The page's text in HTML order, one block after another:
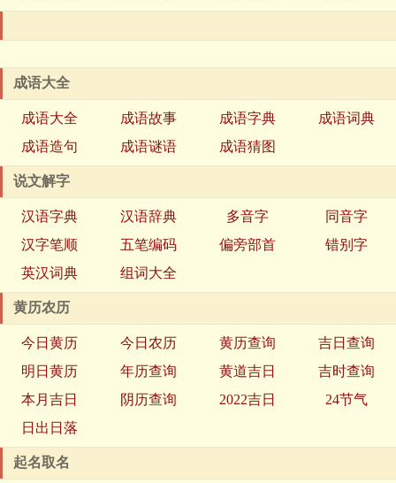
成语大全
成语大全 成语故事 成语字典
成语词典
成语造句
成语谜语 成语猜图
说文解字
汉语字典 汉语辞典 多音字
同音字
汉字笔顺
五笔编码 偏旁部首
错别字
英汉词典
组词大全
黄历农历
今日黄历 今日农历 黄历查询
吉日查询
明日黄历
年历查询 黄道吉日
吉时查询
本月吉日
阴历查询 2022吉日
24节气
日出日落
起名取名